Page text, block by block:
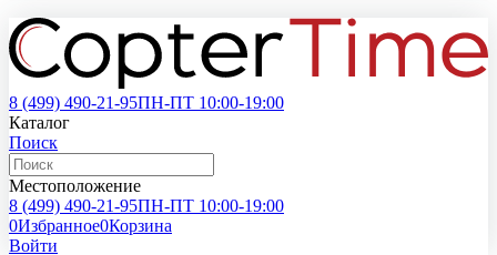
8 (499) 490-21-95ПН-ПТ 10:00-19:00
Каталог
Поиск
Местоположение
8 (499) 490-21-95ПН-ПТ 10:00-19:00
0Избранное0Корзина
Войти